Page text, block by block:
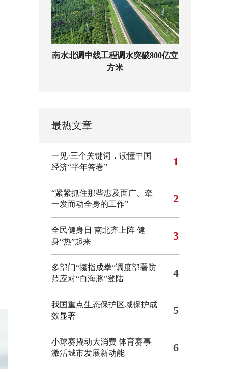
南水北调中线工程调水突破800亿立
方米
最热文章
一见·三个关键词，读懂中国
经济“半年答卷”
1
“紧紧抓住那些惠及面广、牵
一发而动全身的工作”
2
全民健身日 南北齐上阵 健
身“热”起来
3
多部门“攥指成拳”调度部署防
范应对“白海豚”登陆
4
我国重点生态保护区域保护成
效显著
5
小球赛撬动大消费 体育赛事
激活城市发展新动能
6